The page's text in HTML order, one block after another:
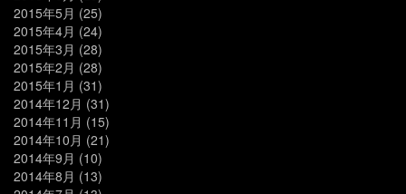
2015年5月 (25)
2015年4月 (24)
2015年3月 (28)
2015年2月 (28)
2015年1月 (31)
2014年12月 (31)
2014年11月 (15)
2014年10月 (21)
2014年9月 (10)
2014年8月 (13)